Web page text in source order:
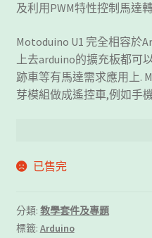
及利用PWM特性控制馬達
Motoduino U1 完全相容於
上去arduino的擴充板都可
跡車等有馬達需求應用上.
芽模組做成遙控車,例如手
已售完
分類: 教學套件及專題
標籤: Arduino